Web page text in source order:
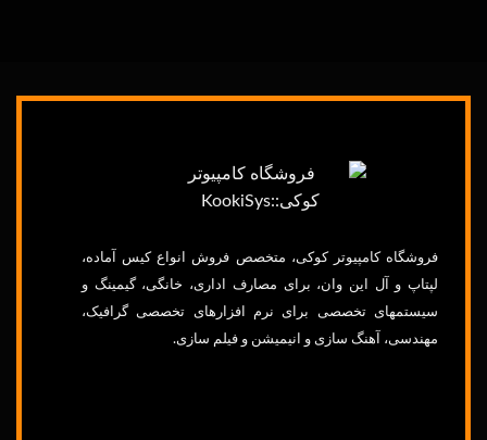
فروشگاهکامپیوتر کوکی، متخصص فروش انواع کیس آماده،
لپتاپو آل این وان، برای مصارف اداری، خانگی،گیمینگ و
سیستمهای تخصصی برای نرم افزارهای تخصصی گرافیک،
مهندسی، آهنگ سازی و انیمیشن و فیلم سازی.